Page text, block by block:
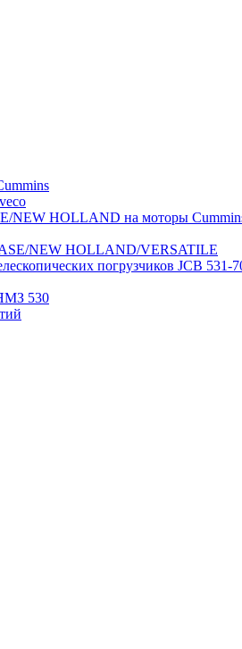
NEW HOLLAND на моторы
NEW HOLLAND/VERSATILE
погрузчиков JCB 531-
530